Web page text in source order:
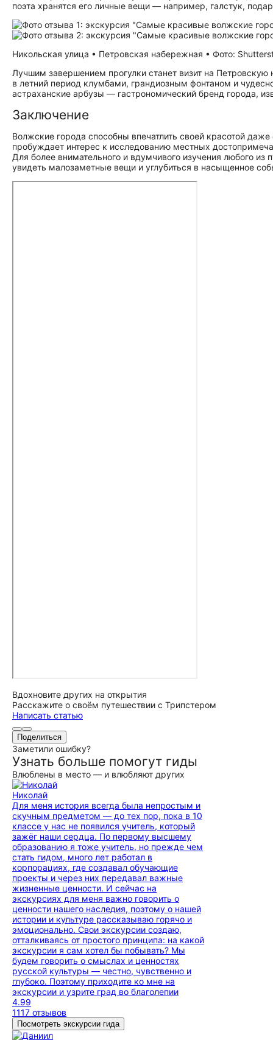
поэта хранятся его личные вещи — например, галстук,
Никольская улица • Петровская набережная • Фото:
Лучшим завершением прогулки станет визит на
в летний период клумбами, грандиозным фонтаном и
астраханские арбузы — гастрономический бренд города,
Заключение
Волжские города способны впечатлить своей красотой
пробуждает интерес к исследованию местных
Для более внимательного и вдумчивого изучения любого
увидеть малозаметные вещи и углубиться в насыщенное
Вдохновите других на открытия
Расскажите о своём путешествии с Трипстером
Написать статью
Поделиться
Заметили ошибку?
Узнать больше помогут гиды
Влюблены в место — и влюбляют других
Николай
Для меня история всегда была непростым и
скучным предметом — до тех пор, пока в 10
классе у нас не появился учитель, который
зажёг наши сердца. По первому высшему
образованию я тоже учитель, но прежде чем
стать гидом, много лет работал в
корпорациях, где создавал обучающие
проекты и через них передавал важные
жизненные ценности. И сейчас на
экскурсиях для меня важно говорить о
ценности нашего наследия, поэтому о нашей
истории и культуре рассказываю горячо и
эмоционально. Свои экскурсии создаю,
отталкиваясь от простого принципа: на какой
экскурсии я сам хотел бы побывать? Мы
будем говорить о смыслах и ценностях
русской культуры — честно, чувственно и
глубоко. Поэтому приходите ко мне на
экскурсии и узрите град во благолепии
4.99
1117 отзывов
Посмотреть экскурсии гида